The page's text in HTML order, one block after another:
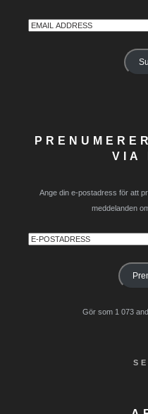
Email
VIA
Ange din e-postadress för att
meddelanden
E-
Gör som 1 073